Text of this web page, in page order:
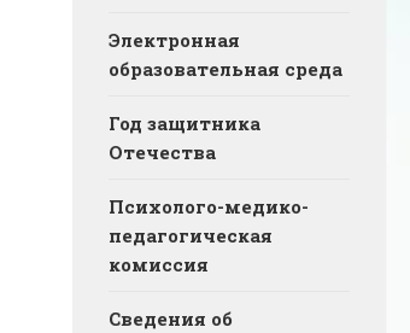
Электронная
образовательная среда
Год защитника
Отечества
Психолого-медико-
педагогическая
комиссия
Сведения об